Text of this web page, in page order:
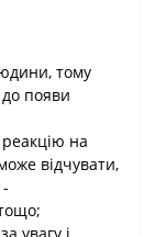
тому
появи
на
відчувати,